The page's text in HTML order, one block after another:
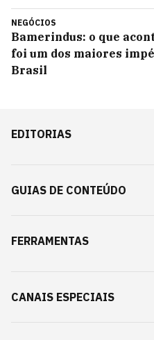
NEGÓCIOS
Bamerindus: o que
foi um dos maiores
Brasil
EDITORIAS
GUIAS DE CONTEÚDO
FERRAMENTAS
CANAIS ESPECIAIS